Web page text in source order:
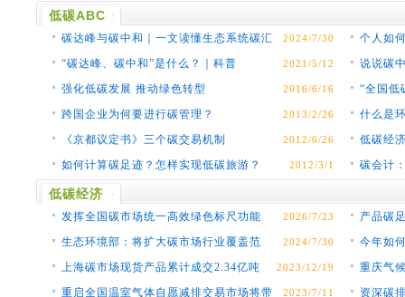
低碳ABC
2024/7/30
碳达峰与碳中和｜一文读懂生态系统碳汇
如何监测核算？
个人如
2021/5/12
“碳达峰、碳中和”是什么？｜科普 说说碳
2016/6/16
强化低碳发展 推动绿色转型 “全国低
2013/2/26
跨国企业为何要进行碳管理？ 什么是
2012/6/26
《京都议定书》三个碳交易机制 低碳经
2012/3/1
如何计算碳足迹？怎样实现低碳旅游？ 碳会计
低碳经济
2026/7/23
发挥全国碳市场统一高效绿色标尺功能 产品碳
2024/7/30
生态环境部：将扩大碳市场行业覆盖范
围 丰富交易主体和…
今年如
运行？
2023/12/19
上海碳市场现货产品累计成交2.34亿吨 重庆气
2023/7/11
重启全国温室气体自愿减排交易市场将带
资深碳